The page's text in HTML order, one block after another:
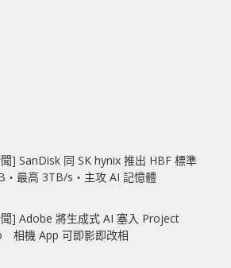
] SanDisk 同 SK hynix 推出 HBF 標準
最高 3TB/s‧主攻 AI 記憶體
] Adobe 將生成式 AI 塞入 Project
相機 App 可即影即改相